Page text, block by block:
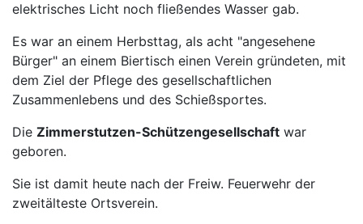
elektrisches Licht noch fließendes Wasser gab.
Es war an einem Herbsttag, als acht "angesehene
Bürger" an einem Biertisch einen Verein gründeten, mit
dem Ziel der Pflege des gesellschaftlichen
Zusammenlebens und des Schießsportes.
Die Zimmerstutzen-Schützengesellschaft war
geboren.
Sie ist damit heute nach der Freiw. Feuerwehr der
zweitälteste Ortsverein.